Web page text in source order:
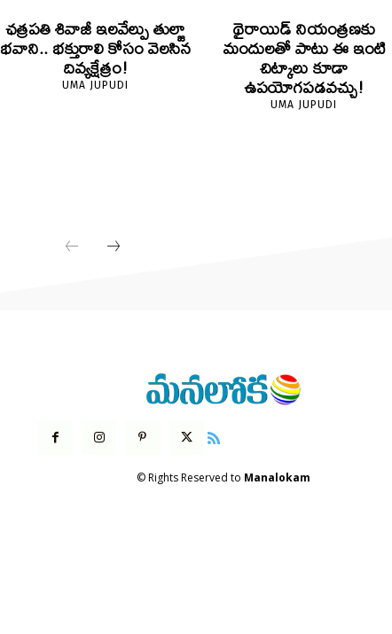
ఛత్రపతి శివాజీ ఇలవేల్పు తుల్జా
భవాని.. భక్తురాలి కోసం వెలసిన
దివ్యక్షేత్రం!
UMA JUPUDI
థైరాయిడ్ నియంత్రణకు
మందులతో పాటు ఈ ఇంటి
చిట్కాలు కూడా
ఉపయోగపడవచ్చు!
UMA JUPUDI
© Rights Reserved to Manalokam